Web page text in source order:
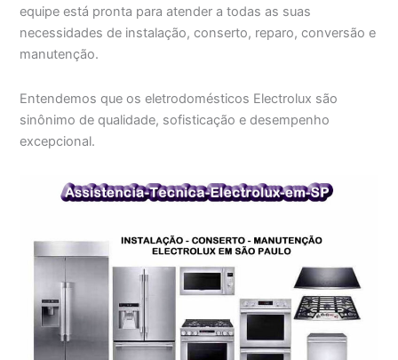
equipe está pronta para atender a todas as suas
necessidades de instalação, conserto, reparo, conversão e
manutenção.
Entendemos que os eletrodomésticos Electrolux são
sinônimo de qualidade, sofisticação e desempenho
excepcional.